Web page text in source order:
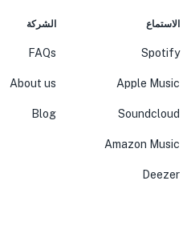
الاستماع
Spotify
Apple Music
Soundcloud
Amazon Music
Deezer
الشركة
FAQs
About us
Blog